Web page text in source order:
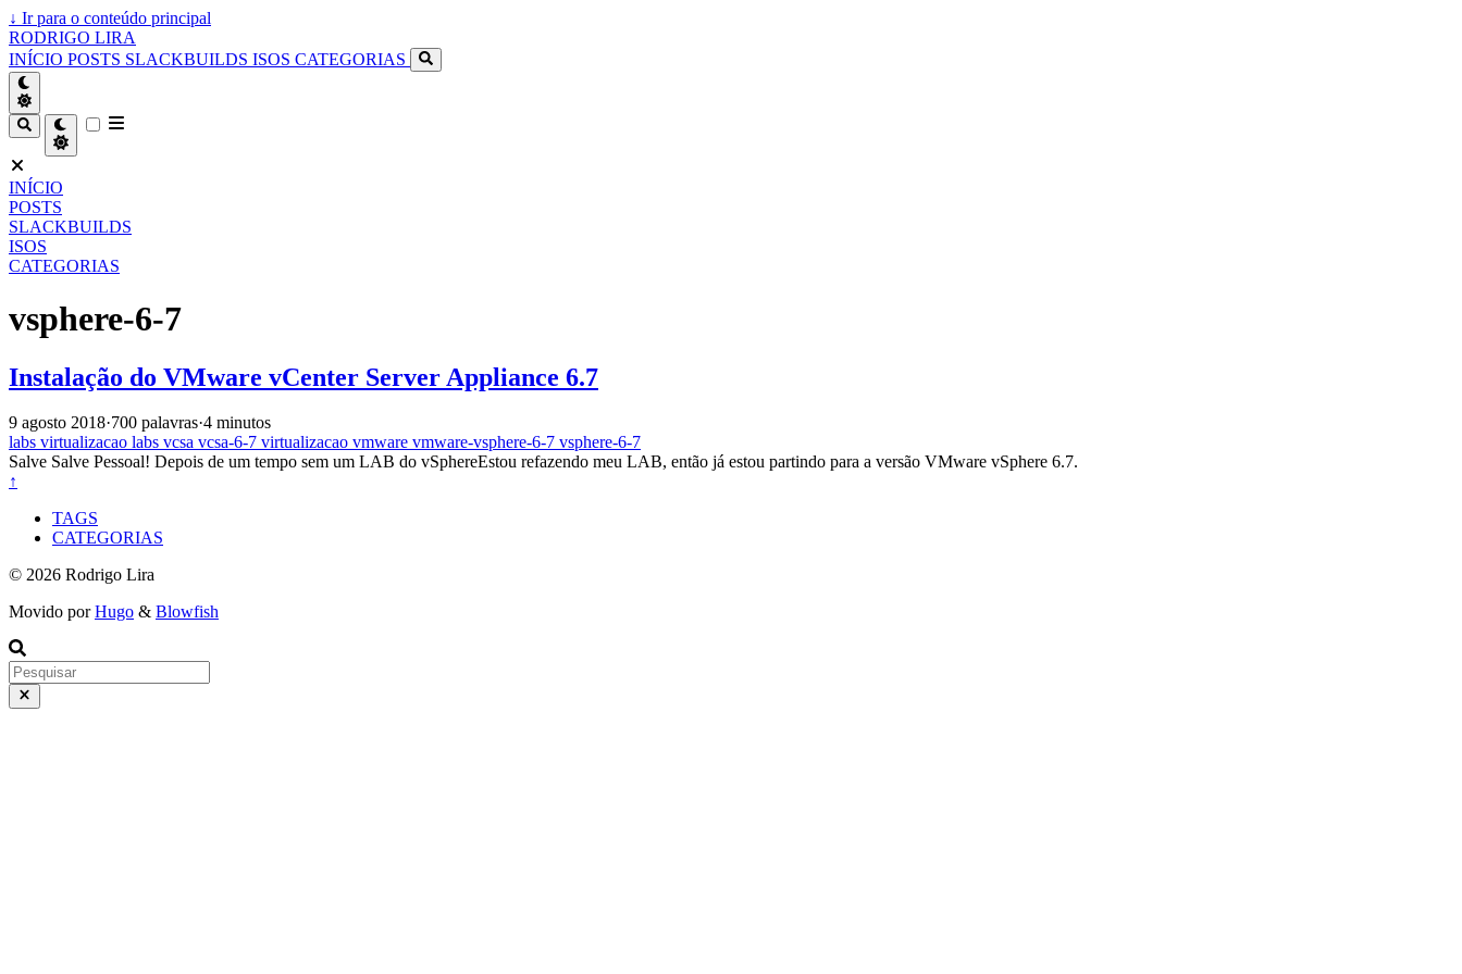
↓ Ir para o conteúdo principal
RODRIGO LIRA
INÍCIO POSTS SLACKBUILDS ISOS CATEGORIAS
INÍCIO
POSTS
SLACKBUILDS
ISOS
CATEGORIAS
vsphere-6-7
Instalação do VMware vCenter Server Appliance 6.7
9 agosto 2018·700 palavras·4 minutos
labs virtualizacao labs vcsa vcsa-6-7 virtualizacao vmware vmware-vsphere-6-7 vsphere-6-7
Salve Salve Pessoal! Depois de um tempo sem um LAB do vSphereEstou refazendo meu LAB, então já estou partindo para a versão VMware vSphere 6.7.
↑
TAGS
CATEGORIAS
© 2026 Rodrigo Lira
Movido porHugo & Blowfish